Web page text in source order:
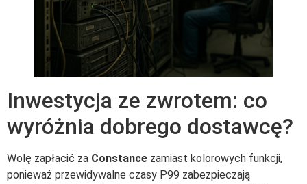
Inwestycja ze zwrotem: co
wyróżnia dobrego dostawcę?
Wolę zapłacić za Constance zamiast kolorowych funkcji,
ponieważ przewidywalne czasy P99 zabezpieczają